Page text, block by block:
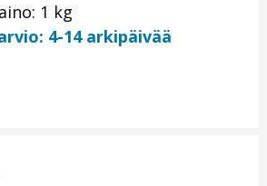
1 kg
4-14 arkipäivää